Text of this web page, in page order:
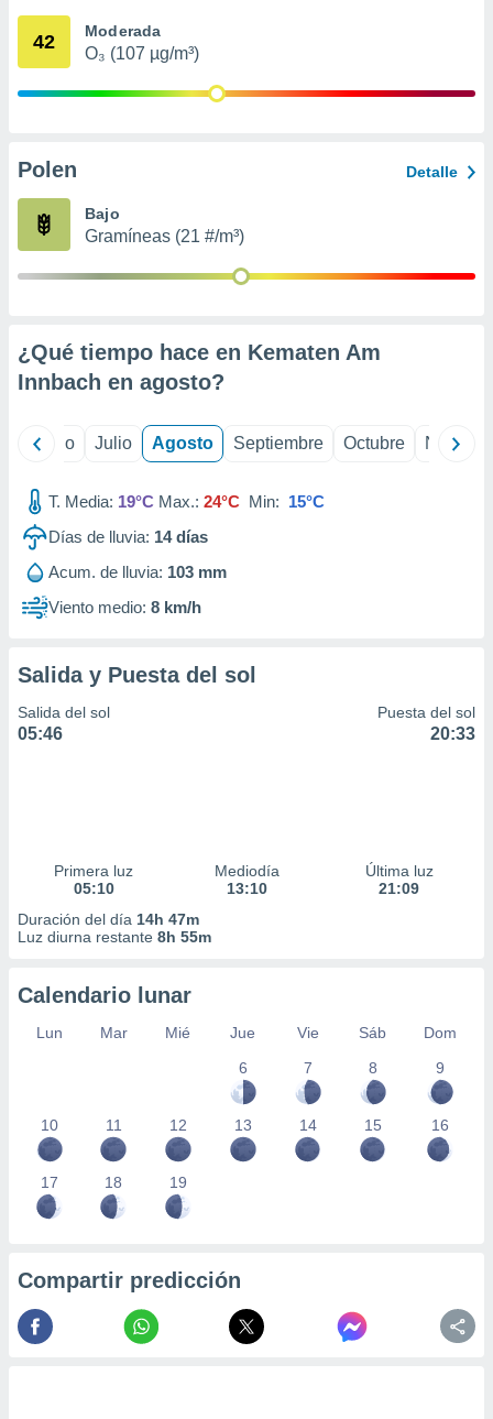
e
publicidad
1199
42 Moderada
O₃ (107 µg/m³)
Polen Detalle
Bajo
Gramíneas (21 #/m³)
¿Qué tiempo hace en Kematen Am
Innbach en agosto?
Junio Julio Agosto Septiembre Octubre
T. Media: 19°C Max.: 24°C Min: 15°C
Días de lluvia: 14días
Acum. de lluvia: 103 mm
Viento medio: 8 km/h
Salida y Puesta del sol
Salida del sol
05:46
Puesta del sol
20:33
Primera luz
05:10
Mediodía
13:10
Última luz
21:09
Duración del día 14h 47m
Luz diurna restante 8h 55m
Calendario lunar
Lun Mar Mié Jue Vie Sáb
Dom
6
7 8 9
10 11 12 13 14 15 16
17 18 19
Compartir predicción